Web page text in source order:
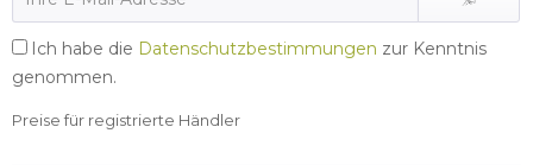
Ich habe die Datenschutzbestimmungen zur Kenntnis
genommen.
Preise für registrierte Händler